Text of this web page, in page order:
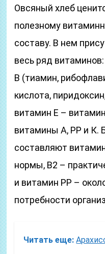
Овсяный хлеб
полезному
составу. В нем
весь ряд
В (тиамин,
кислота,
витамин Е –
витамины А, РР и К.
составляют
нормы, В2 –
и витамин РР –
потребности
Читать еще: